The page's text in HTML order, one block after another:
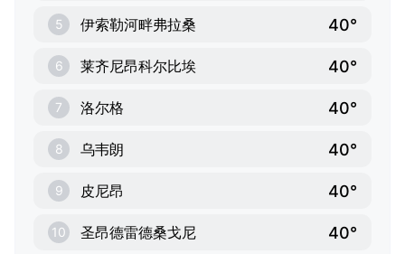
5 伊索勒河畔弗拉桑 40°
6 莱齐尼昂科尔比埃 40°
7 洛尔格 40°
8 乌韦朗 40°
9 皮尼昂 40°
10 圣昂德雷德桑戈尼 40°